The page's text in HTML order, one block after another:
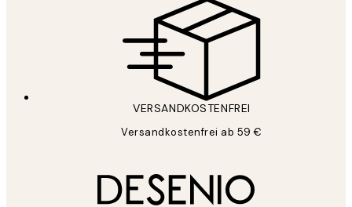
VERSANDKOSTENFREI
Versandkostenfrei ab 59 €